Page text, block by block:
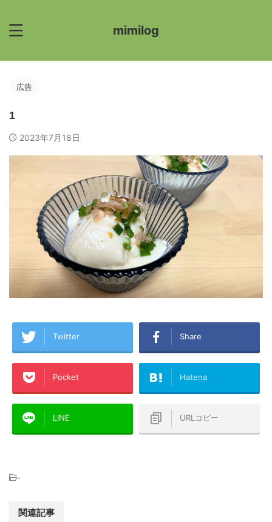
mimilog
広告
1
2023年7月18日
Twitter Share
Pocket Hatena
LINE URLコピー
-
関連記事